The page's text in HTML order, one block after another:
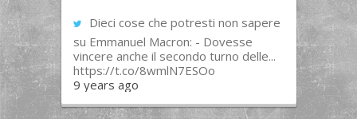
Dieci cose che potresti non sapere
su Emmanuel Macron: - Dovesse
vincere anche il secondo turno delle...
https://t.co/8wmlN7ESOo
9 years ago